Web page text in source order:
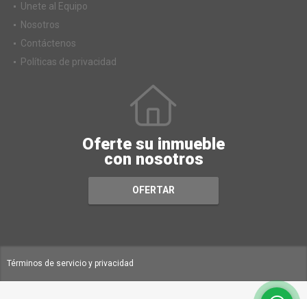
Unete al Equipo
Nosotros
Contáctenos
Políticas de privacidad
Oferte su inmueble
con nosotros
OFERTAR
Términos de servicio y privacidad